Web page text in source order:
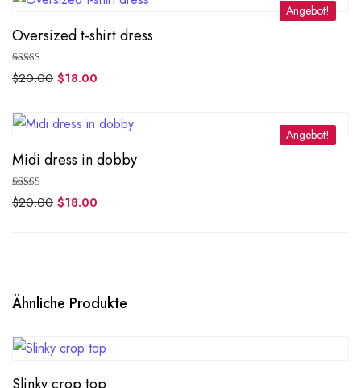
Angebot!
Oversized t-shirt dress
Bewertet mit
5.00
$20.00 $18.00
Angebot!
Midi dress in dobby
Bewertet mit
5.00
$20.00 $18.00
Ähnliche Produkte